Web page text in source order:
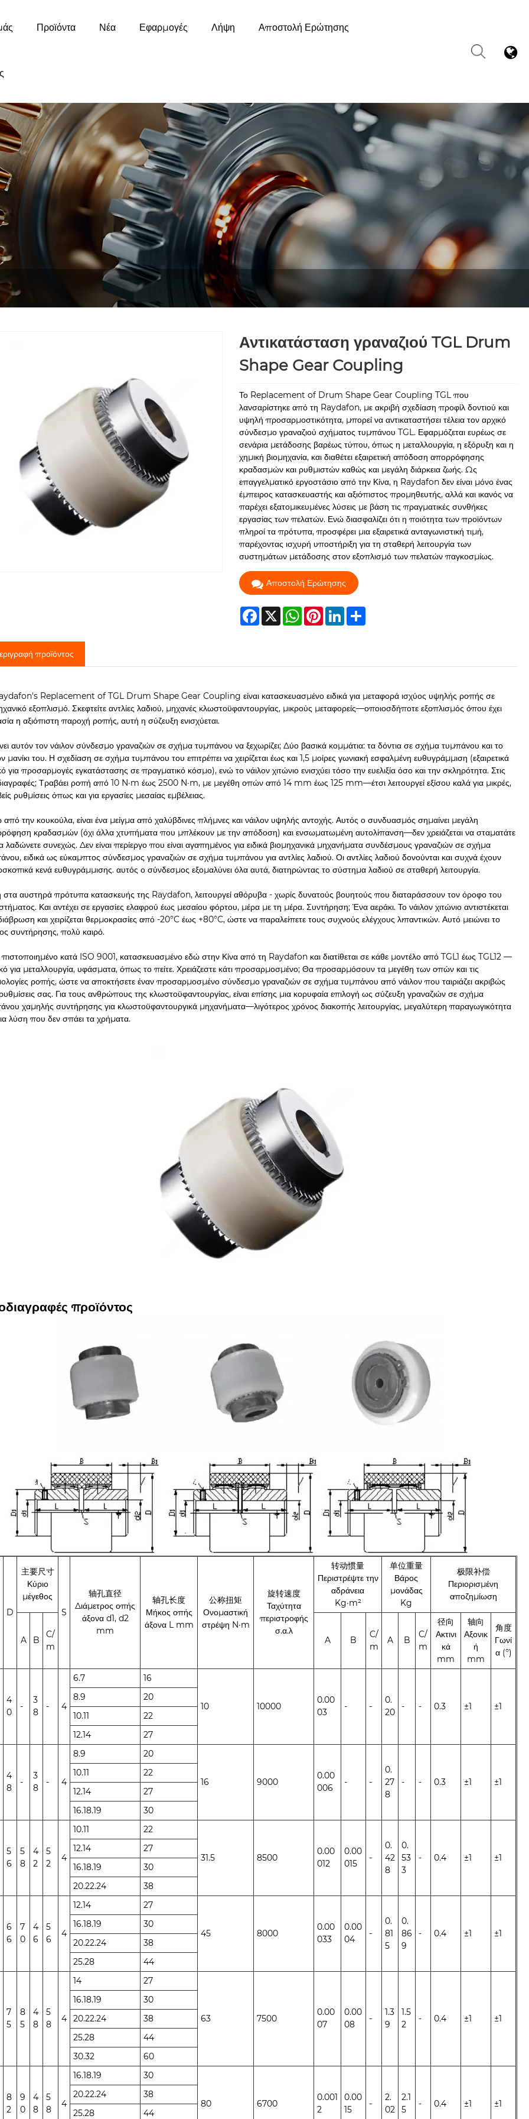
Προϊόντα Νέα Εφαρμογές Λήψη Αποστολή Ερώτησης
Αντικατάσταση γραναζιού TGL Drum
Shape Gear Coupling
Το Replacement of Drum Shape Gear Coupling TGL που
λανσαρίστηκε από τη Raydafon, με ακριβή σχεδίαση προφίλ δοντιού και
υψηλή προσαρμοστικότητα, μπορεί να αντικαταστήσει τέλεια τον αρχικό
σύνδεσμο γραναζιού σχήματος τυμπάνου TGL. Εφαρμόζεται ευρέως σε
σενάρια μετάδοσης βαρέως τύπου, όπως η μεταλλουργία, η εξόρυξη και η
χημική βιομηχανία, και διαθέτει εξαιρετική απόδοση απορρόφησης
κραδασμών και ρυθμιστών καθώς και μεγάλη διάρκεια ζωής. Ως
επαγγελματικό εργοστάσιο από την Κίνα, η Raydafon δεν είναι μόνο ένας
έμπειρος κατασκευαστής και αξιόπιστος προμηθευτής, αλλά και ικανός να
παρέχει εξατομικευμένες λύσεις με βάση τις πραγματικές συνθήκες
εργασίας των πελατών. Ενώ διασφαλίζει ότι η ποιότητα των προϊόντων
πληροί τα πρότυπα, προσφέρει μια εξαιρετικά ανταγωνιστική τιμή,
παρέχοντας ισχυρή υποστήριξη για τη σταθερή λειτουργία των
συστημάτων μετάδοσης στον εξοπλισμό των πελατών παγκοσμίως.
Αποστολή Ερώτησης
Facebook
X WhatsApp
PinterestLinkedInShare
προϊόντος
Replacement of TGL Drum Shape Gear Coupling είναι κατασκευασμένο ειδικά για μεταφορά ισχύος υψηλής ροπής σε
εξοπλισμό. Σκεφτείτε αντλίες λαδιού, μηχανές κλωστοϋφαντουργίας, μικρούς μεταφορείς—οποιοσδήποτε εξοπλισμός όπου έχει
η αξιόπιστη παροχή ροπής, αυτή η σύζευξη ενισχύεται.
αυτόν τον νάιλον σύνδεσμο γραναζιών σε σχήμα τυμπάνου να ξεχωρίζει; Δύο βασικά κομμάτια: τα δόντια σε σχήμα τυμπάνου και το
μανίκι του. Η σχεδίαση σε σχήμα τυμπάνου του επιτρέπει να χειρίζεται έως και 1,5 μοίρες γωνιακή εσφαλμένη ευθυγράμμιση (εξαιρετικά
για προσαρμογές εγκατάστασης σε πραγματικό κόσμο), ενώ το νάιλον χιτώνιο ενισχύει τόσο την ευελιξία όσο και την σκληρότητα. Στις
Τραβάει ροπή από 10 N·m έως 2500 N·m, με μεγέθη οπών από 14 mm έως 125 mm—έτσι λειτουργεί εξίσου καλά για μικρές,
ρυθμίσεις όπως και για εργασίες μεσαίας εμβέλειας.
την κουκούλα, είναι ένα μείγμα από χαλύβδινες πλήμνες και νάιλον υψηλής αντοχής. Αυτός ο συνδυασμός σημαίνει μεγάλη
κραδασμών (όχι άλλα χτυπήματα που μπλέκουν με την απόδοση) και ενσωματωμένη αυτολίπανση—δεν χρειάζεται να σταματάτε
λαδώνετε συνεχώς. Δεν είναι περίεργο που είναι αγαπημένος για ειδικά βιομηχανικά μηχανήματα συνδέσμους γραναζιών σε σχήμα
ειδικά ως εύκαμπτος σύνδεσμος γραναζιών σε σχήμα τυμπάνου για αντλίες λαδιού. Οι αντλίες λαδιού δονούνται και συχνά έχουν
κενά ευθυγράμμισης. αυτός ο σύνδεσμος εξομαλύνει όλα αυτά, διατηρώντας το σύστημα λαδιού σε σταθερή λειτουργία.
στα αυστηρά πρότυπα κατασκευής της Raydafon, λειτουργεί αθόρυβα - χωρίς δυνατούς βουητούς που διαταράσσουν τον όροφο του
Και αντέχει σε εργασίες ελαφρού έως μεσαίου φόρτου, μέρα με τη μέρα. Συντήρηση; Ένα αεράκι. Το νάιλον χιτώνιο αντιστέκεται
και χειρίζεται θερμοκρασίες από -20°C έως +80°C, ώστε να παραλείπετε τους συχνούς ελέγχους λιπαντικών. Αυτό μειώνει το
συντήρησης, πολύ καιρό.
πιστοποιημένο κατά ISO 9001, κατασκευασμένο εδώ στην Κίνα από τη Raydafon και διατίθεται σε κάθε μοντέλο από TGL1 έως TGL12 —
για μεταλλουργία, υφάσματα, όπως το πείτε. Χρειάζεστε κάτι προσαρμοσμένο; Θα προσαρμόσουν τα μεγέθη των οπών και τις
ροπής, ώστε να αποκτήσετε έναν προσαρμοσμένο σύνδεσμο γραναζιών σε σχήμα τυμπάνου από νάιλον που ταιριάζει ακριβώς
σας. Για τους ανθρώπους της κλωστοϋφαντουργίας, είναι επίσης μια κορυφαία επιλογή ως σύζευξη γραναζιών σε σχήμα
χαμηλής συντήρησης για κλωστοϋφαντουργικά μηχανήματα—λιγότερος χρόνος διακοπής λειτουργίας, μεγαλύτερη παραγωγικότητα
λύση που δεν σπάει τα χρήματα.
προϊόντος
D
主要尺寸
Κύριο
μέγεθος
S
轴孔直径
Διάμετρος οπής
άξονα d1, d2
mm
轴孔长度
Μήκος οπής
άξονα L mm
公称扭矩
Ονομαστική
στρέψη N·m
旋转速度
Ταχύτητα
περιστροφής
σ.α.λ
转动惯量
Περιστρέψτε την
αδράνεια
Kg·m²
单位重量
Βάρος
μονάδας
Kg
极限补偿
Περιορισμένη
αποζημίωση
A B
C/
m
A B
C/
m
A B
C/
m
径向
Ακτινι
κά
mm
轴向
Αξονικ
ή
mm
角度
Γωνί
α (°)
4
0
-
3
8
- 4
6.7 16
10 10000
0.00
03
- -
0.
20
- - 0.3 ±1 ±1
8.9
20
10.11
22
12.14
27
4
8
-
3
8
- 4
8.9 20
16 9000
0.00
006
- -
0.
27
8
- - 0.3 ±1 ±1
10.11
22
12.14
27
16.18.19
30
5
6
5
8
4
2
5
2
4
10.11 22
31.5 8500
0.00
012
0.00
015
-
0.
42
8
0.
53
3
- 0.4 ±1 ±1
12.14
27
16.18.19
30
20.22.24
38
6
6
7
0
4
6
5
6
4
12.14 27
45 8000
0.00
033
0.00
04
-
0.
81
5
0.
86
9
- 0.4 ±1 ±1
16.18.19
30
20.22.24
38
25.28
44
7
5
8
5
4
8
5
8
4
14 27
63 7500
0.00
07
0.00
08
-
1.3
9
1.5
2
- 0.4 ±1 ±1
16.18.19
30
20.22.24
38
25.28
44
30.32
60
8
2
9
0
4
8
5
8
4
16.18.19 30
80 6700
0.001
2
0.00
15
-
2.
02
2.1
5
- 0.4 ±1 ±1
20.22.24
38
25.28
44